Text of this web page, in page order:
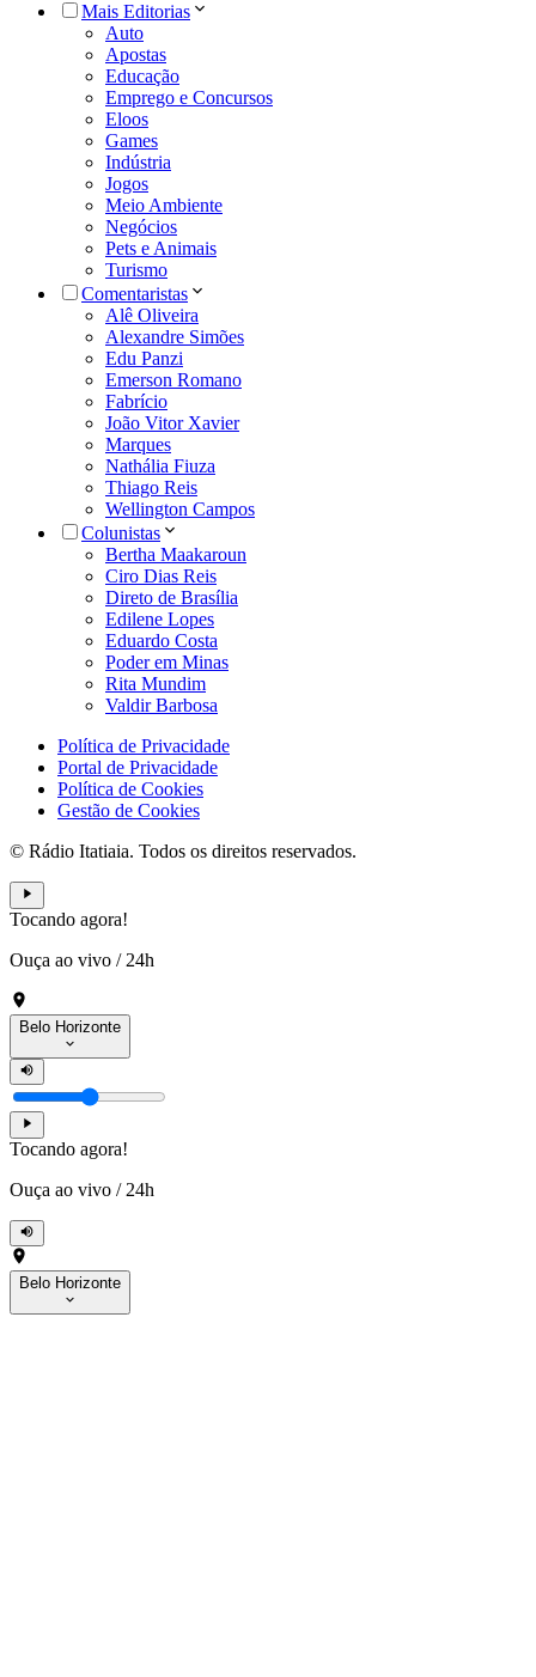
Mais Editorias
Auto
Apostas
Educação
Emprego e Concursos
Eloos
Games
Indústria
Jogos
Meio Ambiente
Negócios
Pets e Animais
Turismo
Comentaristas
Alê Oliveira
Alexandre Simões
Edu Panzi
Emerson Romano
Fabrício
João Vitor Xavier
Marques
Nathália Fiuza
Thiago Reis
Wellington Campos
Colunistas
Bertha Maakaroun
Ciro Dias Reis
Direto de Brasília
Edilene Lopes
Eduardo Costa
Poder em Minas
Rita Mundim
Valdir Barbosa
Política de Privacidade
Portal de Privacidade
Política de Cookies
Gestão de Cookies
© Rádio Itatiaia. Todos os direitos reservados.
Tocando agora!
Ouça ao vivo / 24h
Belo Horizonte
Tocando agora!
Ouça ao vivo / 24h
Belo Horizonte